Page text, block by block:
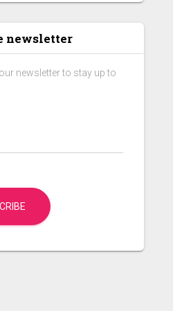
newsletter
newsletter to stay up to